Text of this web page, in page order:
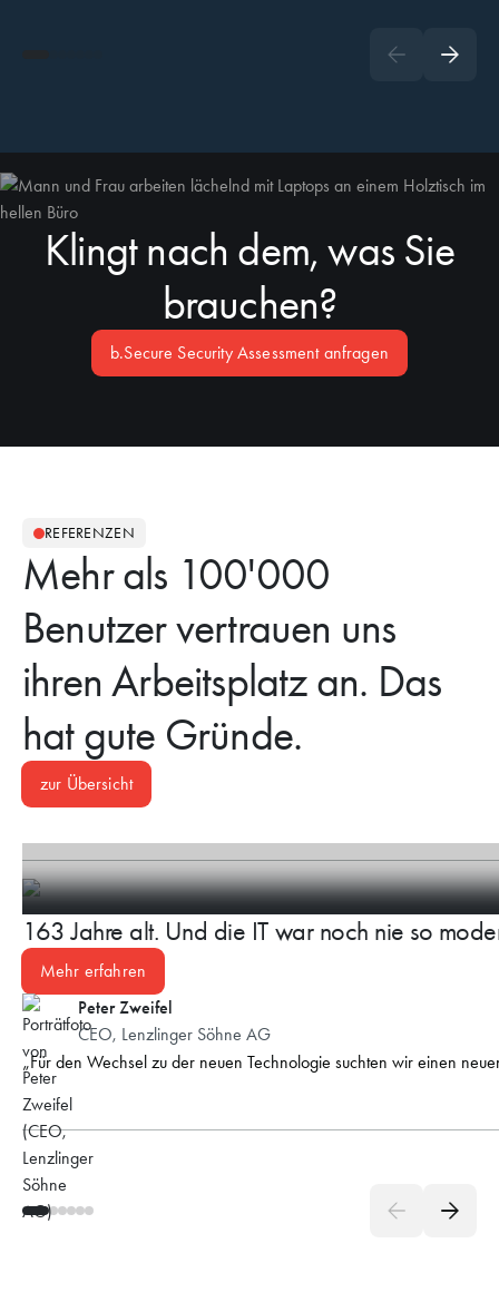
Klingt nach dem, was Sie
brauchen?
b.Secure Security Assessment anfragen
REFERENZEN
Mehr als 100'000
Benutzer vertrauen uns
ihren Arbeitsplatz an. Das
hat gute Gründe.
zur Übersicht
163 Jahre alt. Und die IT war noch nie so
Mehr erfahren
Peter Zweifel
CEO, Lenzlinger Söhne AG
Für den Wechsel zu der neuen Technologie suchten wir einen